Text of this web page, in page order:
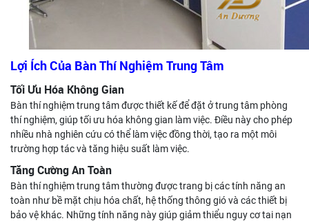
Lợi Ích Của Bàn Thí Nghiệm Trung Tâm
Tối Ưu Hóa Không Gian
Bàn thí nghiệm trung tâm được thiết kế để đặt ở trung tâm phòng
thí nghiệm, giúp tối ưu hóa không gian làm việc. Điều này cho phép
nhiều nhà nghiên cứu có thể làm việc đồng thời, tạo ra một môi
trường hợp tác và tăng hiệu suất làm việc.
Tăng Cường An Toàn
Bàn thí nghiệm trung tâm thường được trang bị các tính năng an
toàn như bề mặt chịu hóa chất, hệ thống thông gió và các thiết bị
bảo vệ khác. Những tính năng này giúp giảm thiểu nguy cơ tai nạn